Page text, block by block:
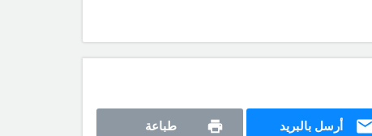
أرسل بالبريد طباعة